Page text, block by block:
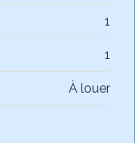
1
1
À louer